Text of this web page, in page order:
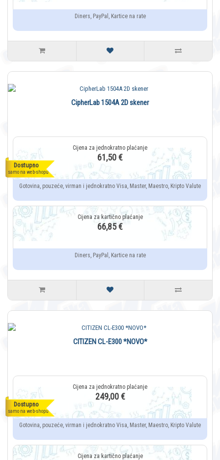
Diners, PayPal, Kartice na rate
Dostupno
samo na web-shopu
CipherLab 1504A 2D skener
61,50 €
Gotovina, pouzeće, virman i jednokratno Visa, Master, Maestro, Kripto Valute
66,85 €
Diners, PayPal, Kartice na rate
Dostupno
samo na web-shopu
CITIZEN CL-E300 *NOVO*
249,00 €
Gotovina, pouzeće, virman i jednokratno Visa, Master, Maestro, Kripto Valute